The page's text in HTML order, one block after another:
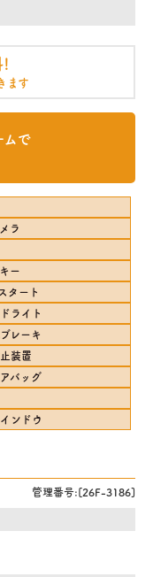
!
ます
で
ラ
ー
タート
ライト
レーキ
装置
バッグ
ンドウ
管理番号:[26F-3186]